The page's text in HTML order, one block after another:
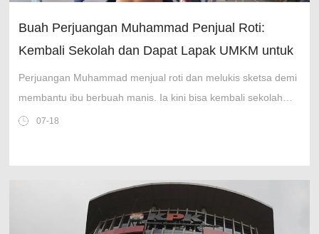
Buah Perjuangan Muhammad Penjual Roti:
Kembali Sekolah dan Dapat Lapak UMKM untuk
Ibu
Perjuangan Muhammad menjual roti dan melukis sketsa demi
membantu ibu berbuah manis. Ia kini bisa kembali sekolah
dan sang ibu mendapat lapak usaha.
07-18